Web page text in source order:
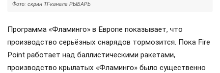
Фото: скрин ТГ-канала РЫБАРЬ
Программа «Фламинго» в Европе показывает, что
производство серьёзных снарядов тормозится. Пока Fire
Point работает над баллистическими ракетами,
производство крылатых «Фламинго» было существенно